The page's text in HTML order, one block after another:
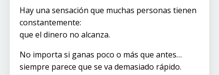
Hay una sensación que muchas personas tienen
constantemente:
que el dinero no alcanza.
No importa si ganas poco o más que antes…
siempre parece que se va demasiado rápido.